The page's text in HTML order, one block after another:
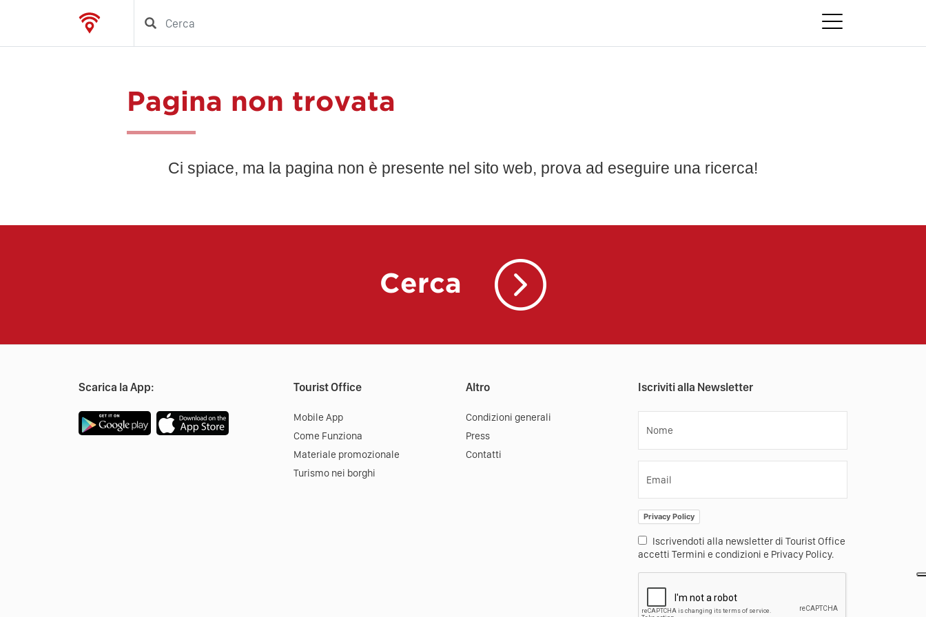
Pagina non trovata
Ci spiace, ma la pagina non è presente nel sito web, prova ad eseguire una ricerca!
Cerca
Scarica la App: Tourist Office
Mobile App
Come Funziona
Materiale promozionale
Turismo nei borghi
Altro
Condizioni generali
Press
Contatti
Iscriviti alla Newsletter
Nome
Email
Privacy Policy
Iscrivendoti alla newsletter di Tourist Office
accetti Termini e condizioni e Privacy Policy.